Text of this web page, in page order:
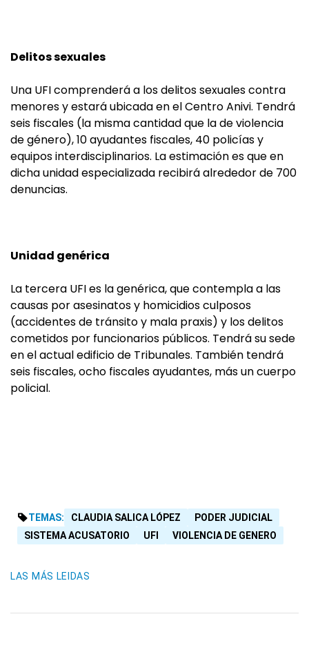
Delitos sexuales
Una UFI comprenderá a los delitos sexuales contra
menores y estará ubicada en el Centro Anivi. Tendrá
seis fiscales (la misma cantidad que la de violencia
de género), 10 ayudantes fiscales, 40 policías y
equipos interdisciplinarios. La estimación es que en
dicha unidad especializada recibirá alrededor de 700
denuncias.
Unidad genérica
La tercera UFI es la genérica, que contempla a las
causas por asesinatos y homicidios culposos
(accidentes de tránsito y mala praxis) y los delitos
cometidos por funcionarios públicos. Tendrá su sede
en el actual edificio de Tribunales. También tendrá
seis fiscales, ocho fiscales ayudantes, más un cuerpo
policial.
TEMAS: CLAUDIA SALICA LÓPEZ
PODER JUDICIAL
SISTEMA ACUSATORIO
UFI VIOLENCIA DE GENERO
LAS MÁS LEIDAS